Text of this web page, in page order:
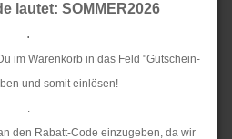
lautet: SOMMER2026
.
im Warenkorb in das Feld "Gutschein-
und somit einlösen!
.
den Rabatt-Code einzugeben, da wir